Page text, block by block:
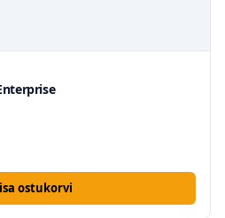
ostukorvi